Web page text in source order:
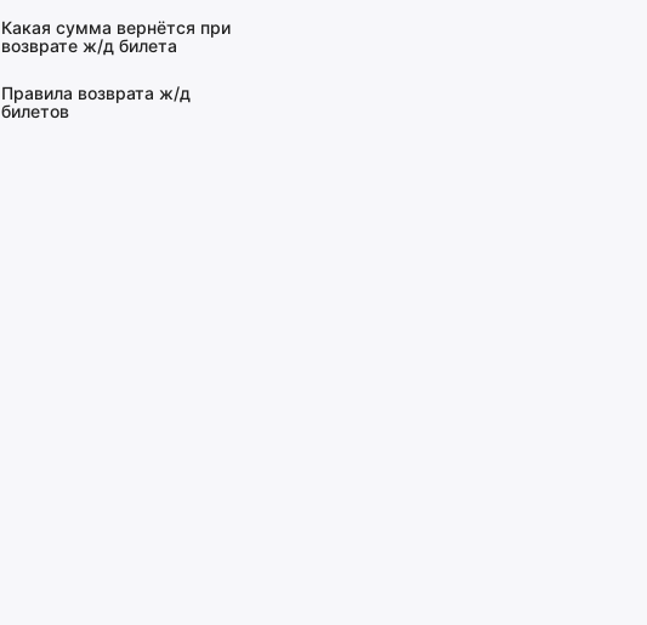
Какая сумма вернётся при
возврате ж/д билета
Правила возврата ж/д
билетов